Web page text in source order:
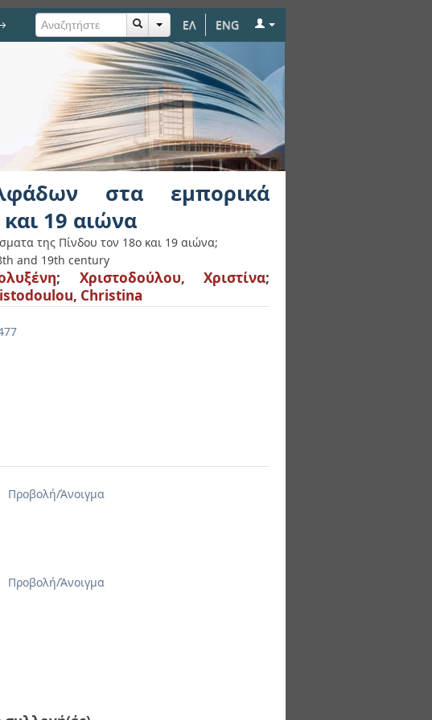
ΕΛ ENG
της Πίνδου τον
στα εμπορικά
19 αιώνα
της Πίνδου τον 18ο και 19 αιώνα;
and 19th century
; Χριστοδούλου, Χριστίνα;
Christina
Προβολή/Άνοιγμα
Προβολή/Άνοιγμα